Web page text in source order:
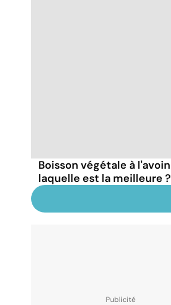
Boisson végétale à
laquelle est la meilleure ?